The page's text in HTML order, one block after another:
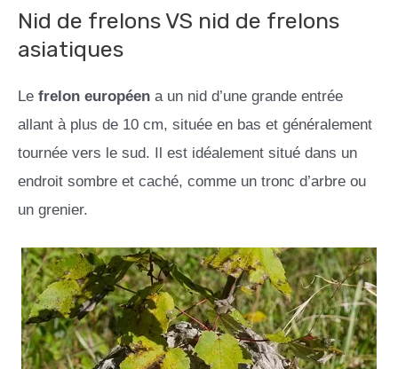
Nid de frelons VS nid de frelons
asiatiques
Le frelon européen a un nid d’une grande entrée
allant à plus de 10 cm, située en bas et généralement
tournée vers le sud. Il est idéalement situé dans un
endroit sombre et caché, comme un tronc d’arbre ou
un grenier.